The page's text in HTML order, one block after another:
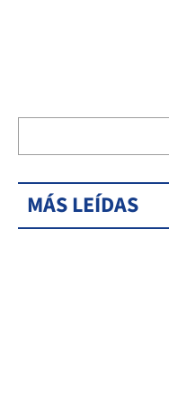
MÁS LEÍDAS